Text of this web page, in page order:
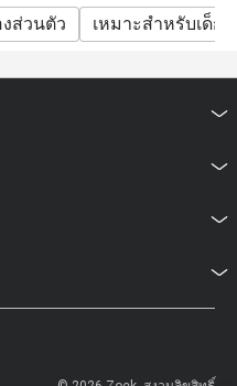
นมปังกระเทียมกรอบ
on certain days.
water or other
buffet with premium
roasts, and
ส่วนตัว เหมาะสำหรับเด็ก